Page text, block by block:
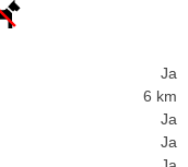
Ja
6 km
Ja
Ja